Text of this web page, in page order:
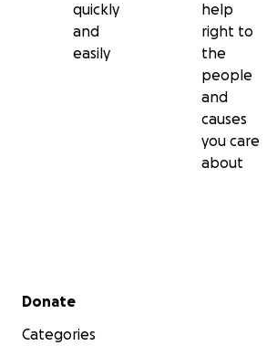
quickly
and
easily
help
right to
the
people
and
causes
you care
about
Secondary menu
Donate
Categories